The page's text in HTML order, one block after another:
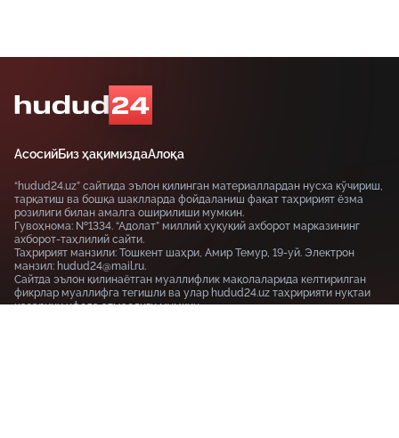
АсосийБиз ҳақимиздаАлоқа
“hudud24.uz” сайтида эълон қилинган материаллардан нусха кўчириш,
тарқатиш ва бошқа шаклларда фойдаланиш фақат таҳририят ёзма
розилиги билан амалга оширилиши мумкин.
Гувоҳнома: №1334. “Адолат” миллий ҳуқуқий ахборот марказининг
ахборот-таҳлилий сайти.
Таҳририят манзили: Тошкент шаҳри, Амир Темур, 19-уй. Электрон
манзил: hudud24@mail.ru.
Сайтда эълон қилинаётган муаллифлик мақолаларида келтирилган
фикрлар муаллифга тегишли ва улар hudud24.uz таҳририяти нуқтаи
назарини ифода этмаслиги мумкин.